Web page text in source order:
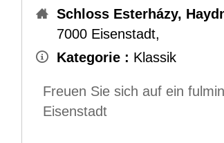
Schloss Esterházy,
7000 Eisenstadt,
Kategorie : Klassik
Freuen Sie sich auf ein
Eisenstadt